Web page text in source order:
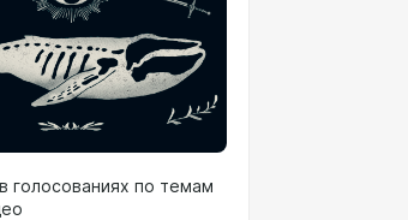
голосованиях по темам